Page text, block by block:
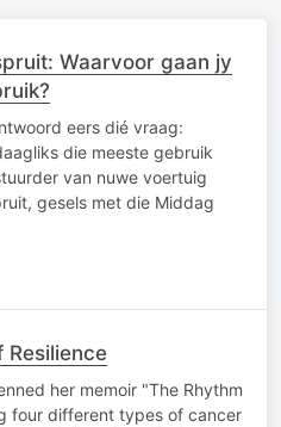
Waarvoor gaan jy
eers dié vraag:
die meeste gebruik
van nuwe voertuig
gesels met die Middag
Resilience
her memoir "The Rhythm
four different types of cancer